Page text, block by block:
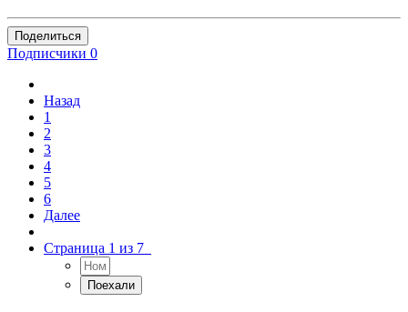
Поделиться
Подписчики 0
Назад
1
2
3
4
5
6
Далее
Страница 1 из 7